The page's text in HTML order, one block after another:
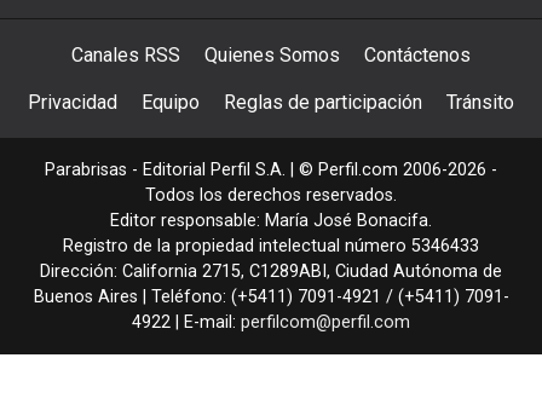
Canales RSS Quienes Somos Contáctenos
Privacidad Equipo Reglas de participación Tránsito
Parabrisas - Editorial Perfil S.A. | © Perfil.com 2006-2026 -
Todos los derechos reservados.
Editor responsable: María José Bonacifa.
Registro de la propiedad intelectual número 5346433
Dirección: California 2715, C1289ABI , Ciudad Autónoma de
Buenos Aires | Teléfono: (+5411) 7091-4921 / (+5411) 7091-
4922 | E-mail: perfilcom@perfil.com